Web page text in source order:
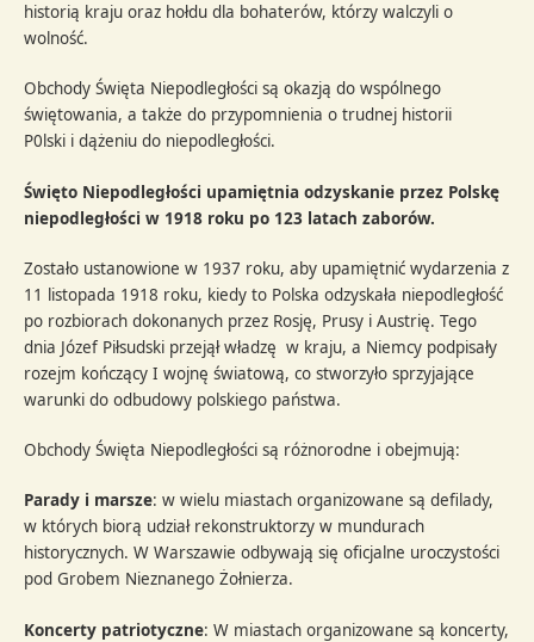
historią kraju oraz hołdu dla bohaterów, którzy walczyli o
wolność.
Obchody Święta Niepodległości są okazją do wspólnego
świętowania, a także do przypomnienia o trudnej historii
P0lski i dążeniu do niepodległości.
Święto Niepodległości upamiętnia odzyskanie przez Polskę
niepodległości w 1918 roku po 123 latach zaborów.
Zostało ustanowione w 1937 roku, aby upamiętnić wydarzenia z
11 listopada 1918 roku, kiedy to Polska odzyskała niepodległość
po rozbiorach dokonanych przez Rosję, Prusy i Austrię. Tego
dnia Józef Piłsudski przejął władzę w kraju, a Niemcy podpisały
rozejm kończący I wojnę światową, co stworzyło sprzyjające
warunki do odbudowy polskiego państwa.
Obchody Święta Niepodległości są różnorodne i obejmują:
Parady i marsze: w wielu miastach organizowane są defilady,
w których biorą udział rekonstruktorzy w mundurach
historycznych. W Warszawie odbywają się oficjalne uroczystości
pod Grobem Nieznanego Żołnierza.
Koncerty patriotyczne: W miastach organizowane są koncerty,